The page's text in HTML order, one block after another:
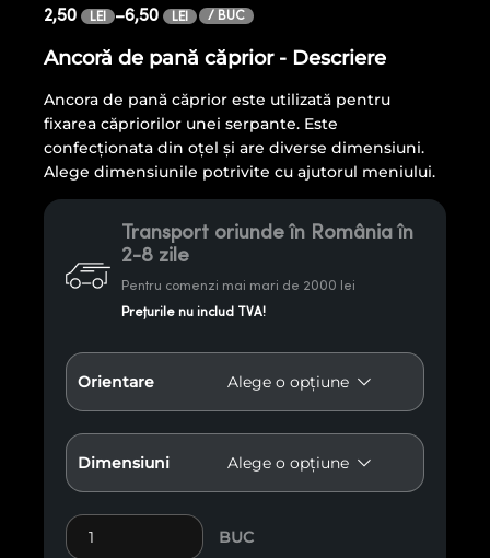
2,50 LEI –6,50 LEI / BUC
Ancoră de pană căprior - Descriere
Ancora de pană căprior este utilizată pentru
fixarea căpriorilor unei serpante. Este
confecţionata din oţel şi are diverse dimensiuni.
Alege dimensiunile potrivite cu ajutorul meniului.
Transport oriunde în România în
2-8 zile
Pentru comenzi mai mari de 2000 lei
Prețurile nu includ TVA!
Orientare
Dimensiuni
Cantitate Ancoră de pană căprior
BUC